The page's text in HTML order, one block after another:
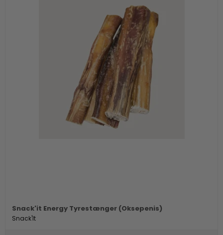
Snack'it Energy Tyrestænger (Oksepenis)
Snack'It